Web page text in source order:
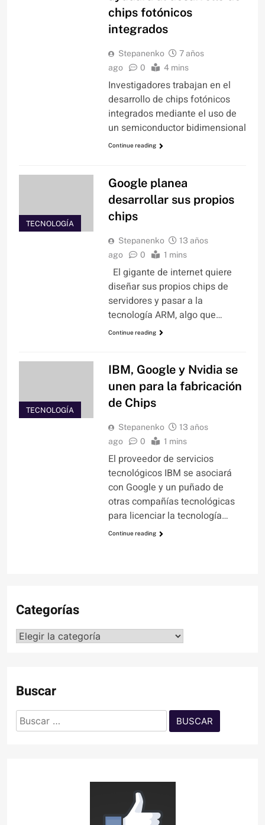
chips fotónicos
integrados
Stepanenko
7 años
ago
0 4 mins
Investigadores trabajan en el
desarrollo de chips fotónicos
integrados mediante el uso de
un semiconductor bidimensional
Continue reading
TECNOLOGÍA
Google planea
desarrollar sus propios
chips
Stepanenko
13 años
ago
0 1 mins
El gigante de internet quiere
diseñar sus propios chips de
servidores y pasar a la
tecnología ARM, algo que…
Continue reading
TECNOLOGÍA
IBM, Google y Nvidia se
unen para la fabricación
de Chips
Stepanenko
13 años
ago
0 1 mins
El proveedor de servicios
tecnológicos IBM se asociará
con Google y un puñado de
otras compañías tecnológicas
para licenciar la tecnología…
Continue reading
Categorías
Categorías
Buscar
Buscar: